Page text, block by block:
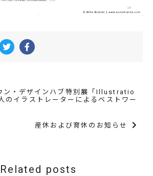
ン・デザインハブ特別展「Illustratio
イラストレーターによるベストワー
産休および育休のお知らせ
Related posts